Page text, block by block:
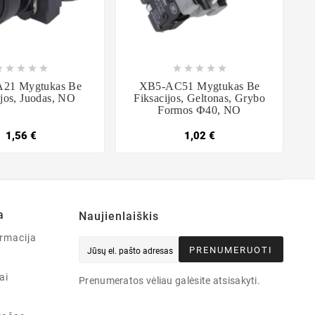
   
Mygtukas Be
Juodas, NO
1,56 €
    
XB5-AC51 Mygtukas Be
Fiksacijos, Geltonas, Grybo
Formos Ф40, NO
1,02 €
Naujienlaiškis
PRENUMERUOTI
Prenumeratos vėliau galėsite atsisakyti.